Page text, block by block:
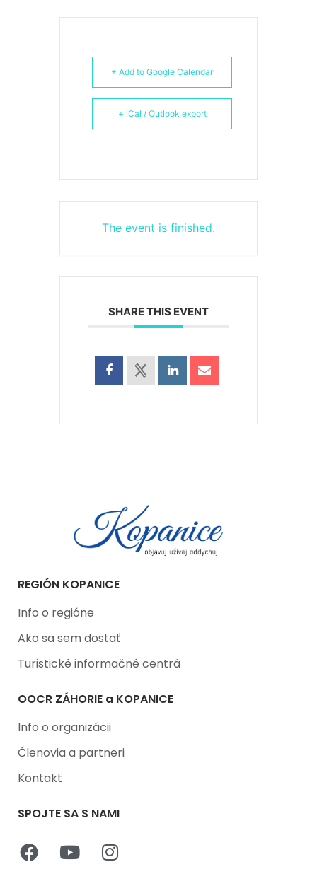
+ Add to Google Calendar
+ iCal / Outlook export
The event is finished.
SHARE THIS EVENT
REGIÓN KOPANICE
Info o regióne
Ako sa sem dostať
Turistické informačné centrá
OOCR ZÁHORIE a KOPANICE
Info o organizácii
Členovia a partneri
Kontakt
SPOJTE SA S NAMI